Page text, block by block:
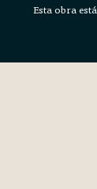
Esta obra